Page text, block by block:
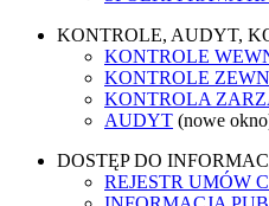
KONTROLE, AUDYT,
KONTROLE
KONTROLE
KONTROLA
AUDYT (nowe
DOSTĘP DO
REJESTR UMÓW